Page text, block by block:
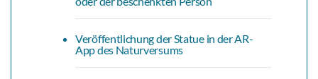
Veröffentlichung der Statue in der AR-
App des Naturversums